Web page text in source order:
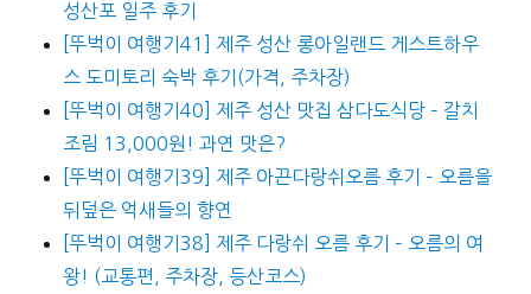
성산포 일주 후기
[뚜벅이 여행기41] 제주 성산 롱아일랜드 게스트하우
스 도미토리 숙박 후기(가격, 주차장)
[뚜벅이 여행기40] 제주 성산 맛집 삼다도식당 – 갈치
조림 13,000원! 과연 맛은?
[뚜벅이 여행기39] 제주 아끈다랑쉬오름 후기 – 오름을
뒤덮은 억새들의 향연
[뚜벅이 여행기38] 제주 다랑쉬 오름 후기 – 오름의 여
왕! (교통편, 주차장, 등산코스)